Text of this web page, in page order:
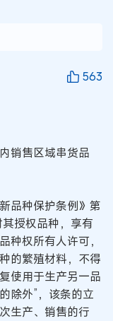
563
销售区域串货品
品种保护条例》第
授权品种，享有
种权所有人许可，
的繁殖材料，不得
使用于生产另一品
除外”，该条的立
生产、销售的行